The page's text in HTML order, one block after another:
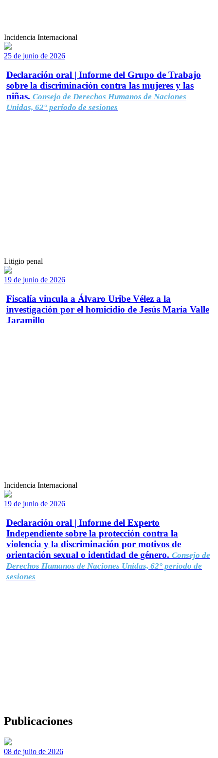
Incidencia Internacional
25 de junio de 2026
Declaración oral | Informe del Grupo de Trabajo
sobre la discriminación contra las mujeres y las
niñas. Consejo de Derechos Humanos de Naciones
Unidas, 62° período de sesiones
Litigio penal
19 de junio de 2026
Fiscalía vincula a Álvaro Uribe Vélez a la
investigación por el homicidio de Jesús María Valle
Jaramillo
Incidencia Internacional
19 de junio de 2026
Declaración oral | Informe del Experto
Independiente sobre la protección contra la
violencia y la discriminación por motivos de
orientación sexual o identidad de género. Consejo de
Derechos Humanos de Naciones Unidas, 62° período de
sesiones
Publicaciones
08 de julio de 2026